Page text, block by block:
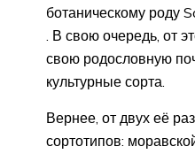
ботаническому роду
. В свою очередь, от
свою родословную
культурные сорта.
Вернее, от двух её
сортотипов: